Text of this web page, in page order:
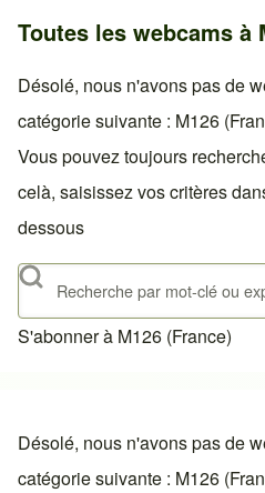
Toutes les webcams à
Désolé, nous n'avons pas de
catégorie suivante : M126
Vous pouvez toujours
celà, saisissez vos critères
dessous
Rechercher
S'abonner à M126 (France)
Désolé, nous n'avons pas de
catégorie suivante : M126